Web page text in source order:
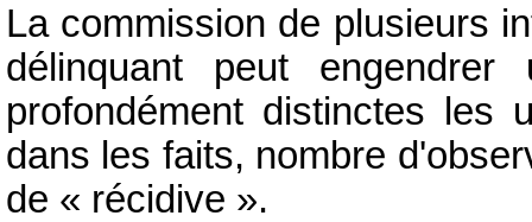
La commission de plusieurs
délinquant peut
profondément distinctes les
dans les faits, nombre
de « récidive ».